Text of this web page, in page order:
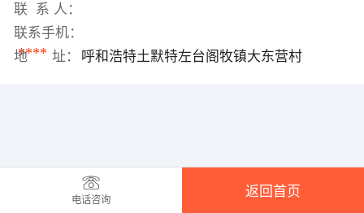
联 系 人：
联系手机：
****
地 址： 呼和浩特土默特左台阁牧镇大东营村
电话咨询
返回首页